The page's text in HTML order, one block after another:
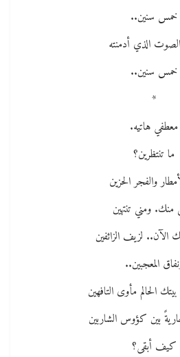
خمس سنين..
الذي أدمنته
خمس سنين..
*
معطفي هاتيه.
ما تنتظرين؟
والفجر الحزين
منك. ومني تنتهين
الآن.. لزيف الزائفين
المعجبين..
الحالم مأوى التافهين
بين كؤوس الشاربين
كيف أبقى؟